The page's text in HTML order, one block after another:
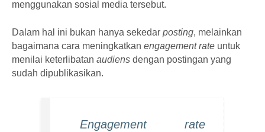
menggunakan sosial media tersebut.
Dalam hal ini bukan hanya sekedar posting, melainkan
bagaimana cara meningkatkan engagement rate untuk
menilai keterlibatan audiens dengan postingan yang
sudah dipublikasikan.
Engagement rate